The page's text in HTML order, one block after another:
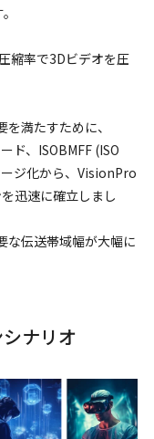
縮率で3Dビデオを圧
満たすために、
ド、ISOBMFF (ISO
ジ化から、VisionPro
迅速に確立しまし
な伝送帯域幅が大幅に
ナリオ